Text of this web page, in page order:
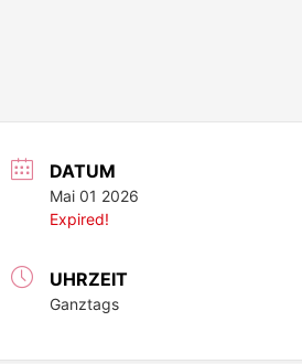
DATUM
Mai 01 2026
Expired!
UHRZEIT
Ganztags